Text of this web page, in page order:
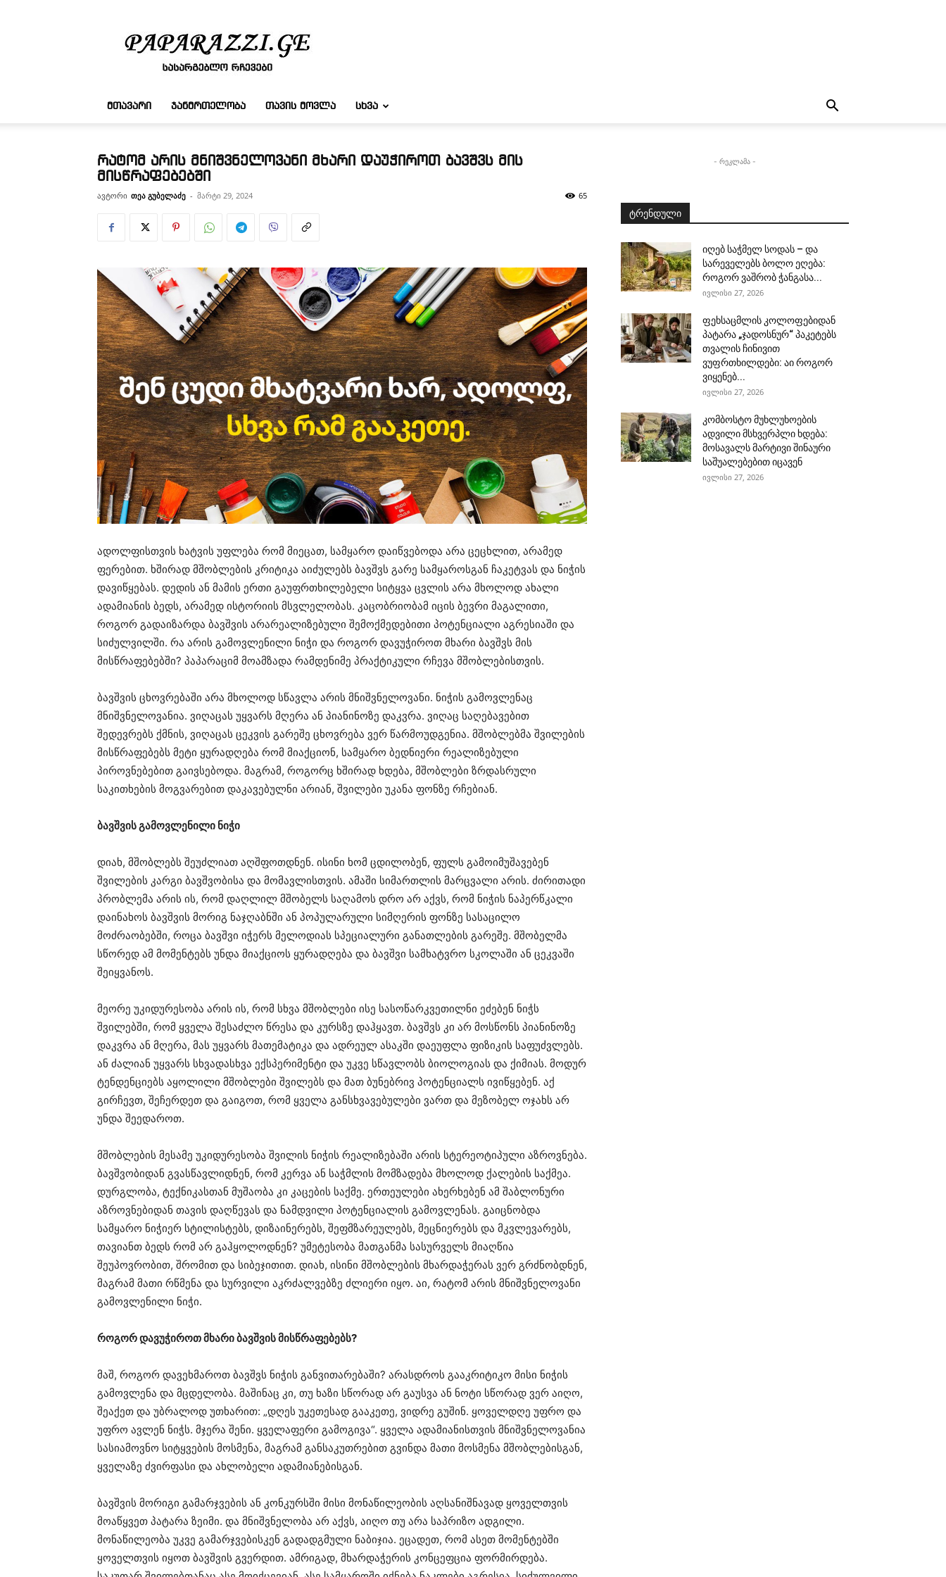
რჩევები
ᲛᲗᲐᲕᲐᲠᲘ ᲯᲐᲜᲛᲠᲗᲔᲚᲝᲑᲐ ᲗᲐᲕᲘᲡ ᲛᲝᲕᲚᲐ ᲡᲮᲕᲐ
რატომ არის მნიშვნელოვანი მხარი დაუჭიროთ ბავშვს მის
მისწრაფებებში
ავტორი თეა გუბელაძე - მარტი 29, 2024 65
ადოლფისთვის ხატვის უფლება რომ მიეცათ, სამყარო დაიწვებოდა არა ცეცხლით, არამედ
ფერებით. ხშირად მშობლების კრიტიკა აიძულებს ბავშვს გარე სამყაროსგან ჩაკეტვას და ნიჭის
დავიწყებას. დედის ან მამის ერთი გაუფრთხილებელი სიტყვა ცვლის არა მხოლოდ ახალი
ადამიანის ბედს, არამედ ისტორიის მსვლელობას. კაცობრიობამ იცის ბევრი მაგალითი,
როგორ გადაიზარდა ბავშვის არარეალიზებული შემოქმედებითი პოტენციალი აგრესიაში და
სიძულვილში. რა არის გამოვლენილი ნიჭი და როგორ დავუჭიროთ მხარი ბავშვს მის
მისწრაფებებში? პაპარაციმ მოამზადა რამდენიმე პრაქტიკული რჩევა მშობლებისთვის.
ბავშვის ცხოვრებაში არა მხოლოდ სწავლა არის მნიშვნელოვანი. ნიჭის გამოვლენაც
მნიშვნელოვანია. ვიღაცას უყვარს მღერა ან პიანინოზე დაკვრა. ვიღაც საღებავებით
შედევრებს ქმნის, ვიღაცას ცეკვის გარეშე ცხოვრება ვერ წარმოუდგენია. მშობლებმა შვილების
მისწრაფებებს მეტი ყურადღება რომ მიაქციონ, სამყარო ბედნიერი რეალიზებული
პიროვნებებით გაივსებოდა. მაგრამ, როგორც ხშირად ხდება, მშობლები ზრდასრული
საკითხების მოგვარებით დაკავებულნი არიან, შვილები უკანა ფონზე რჩებიან.
ბავშვის გამოვლენილი ნიჭი
დიახ, მშობლებს შეუძლიათ აღშფოთდნენ. ისინი ხომ ცდილობენ, ფულს გამოიმუშავებენ
შვილების კარგი ბავშვობისა და მომავლისთვის. ამაში სიმართლის მარცვალი არის. ძირითადი
პრობლემა არის ის, რომ დაღლილ მშობელს საღამოს დრო არ აქვს, რომ ნიჭის ნაპერწკალი
დაინახოს ბავშვის მორიგ ნაჯღაბნში ან პოპულარული სიმღერის ფონზე სასაცილო
მოძრაობებში, როცა ბავშვი იჭერს მელოდიას სპეციალური განათლების გარეშე. მშობელმა
სწორედ ამ მომენტებს უნდა მიაქციოს ყურადღება და ბავშვი სამხატვრო სკოლაში ან ცეკვაში
შეიყვანოს.
მეორე უკიდურესობა არის ის, რომ სხვა მშობლები ისე სასოწარკვეთილნი ეძებენ ნიჭს
შვილებში, რომ ყველა შესაძლო წრესა და კურსზე დაჰყავთ. ბავშვს კი არ მოსწონს პიანინოზე
დაკვრა ან მღერა, მას უყვარს მათემატიკა და ადრეულ ასაკში დაეუფლა ფიზიკის საფუძვლებს.
ან ძალიან უყვარს სხვადასხვა ექსპერიმენტი და უკვე სწავლობს ბიოლოგიას და ქიმიას. მოდურ
ტენდენციებს აყოლილი მშობლები შვილებს და მათ ბუნებრივ პოტენციალს ივიწყებენ. აქ
გირჩევთ, შეჩერდეთ და გაიგოთ, რომ ყველა განსხვავებულები ვართ და მეზობელ ოჯახს არ
უნდა შეედაროთ.
მშობლების მესამე უკიდურესობა შვილის ნიჭის რეალიზებაში არის სტერეოტიპული აზროვნება.
ბავშვობიდან გვასწავლიდნენ, რომ კერვა ან საჭმლის მომზადება მხოლოდ ქალების საქმეა.
დურგლობა, ტექნიკასთან მუშაობა კი კაცების საქმე. ერთეულები ახერხებენ ამ შაბლონური
აზროვნებიდან თავის დაღწევას და ნამდვილი პოტენციალის გამოვლენას. გაიცნობდა
სამყარო ნიჭიერ სტილისტებს, დიზაინერებს, შეფმზარეულებს, მეცნიერებს და მკვლევარებს,
თავიანთ ბედს რომ არ გაჰყოლოდნენ? უმეტესობა მათგანმა სასურველს მიაღწია
შეუპოვრობით, შრომით და სიბეჯითით. დიახ, ისინი მშობლების მხარდაჭერას ვერ გრძნობდნენ,
მაგრამ მათი რწმენა და სურვილი აკრძალვებზე ძლიერი იყო. აი, რატომ არის მნიშვნელოვანი
გამოვლენილი ნიჭი.
როგორ დავუჭიროთ მხარი ბავშვის მისწრაფებებს?
მაშ, როგორ დავეხმაროთ ბავშვს ნიჭის განვითარებაში? არასდროს გააკრიტიკო მისი ნიჭის
გამოვლენა და მცდელობა. მაშინაც კი, თუ ხაზი სწორად არ გაუსვა ან ნოტი სწორად ვერ აიღო,
შეაქეთ და უბრალოდ უთხარით: „დღეს უკეთესად გააკეთე, ვიდრე გუშინ. ყოველდღე უფრო და
უფრო ავლენ ნიჭს. მჯერა შენი. ყველაფერი გამოგივა“. ყველა ადამიანისთვის მნიშვნელოვანია
სასიამოვნო სიტყვების მოსმენა, მაგრამ განსაკუთრებით გვინდა მათი მოსმენა მშობლებისგან,
ყველაზე ძვირფასი და ახლობელი ადამიანებისგან.
ბავშვის მორიგი გამარჯვების ან კონკურსში მისი მონაწილეობის აღსანიშნავად ყოველთვის
მოაწყვეთ პატარა ზეიმი. და მნიშვნელობა არ აქვს, აიღო თუ არა საპრიზო ადგილი.
მონაწილეობა უკვე გამარჯვებისკენ გადადგმული ნაბიჯია. ეცადეთ, რომ ასეთ მომენტებში
ყოველთვის იყოთ ბავშვის გვერდით. ამრიგად, მხარდაჭერის კონცეფცია ფორმირდება.
- რეკლამა -
ტრენდული
იღებ საჭმელ სოდას – და
სარეველებს ბოლო ეღება:
როგორ ვაშრობ ჭანგასა...
ივლისი 27, 2026
ფეხსაცმლის კოლოფებიდან
პატარა „ჯადოსნურ“ პაკეტებს
თვალის ჩინივით
ვუფრთხილდები: აი როგორ
ვიყენებ...
ივლისი 27, 2026
კომბოსტო მუხლუხოების
ადვილი მსხვერპლი ხდება:
მოსავალს მარტივი შინაური
საშუალებებით იცავენ
ივლისი 27, 2026